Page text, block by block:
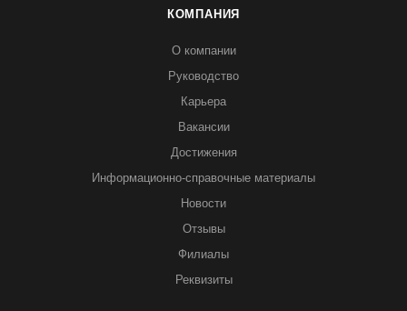
КОМПАНИЯ
О компании
Руководство
Карьера
Вакансии
Достижения
Информационно-справочные материалы
Новости
Отзывы
Филиалы
Реквизиты